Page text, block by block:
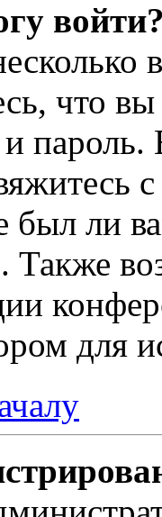
что
и
был ли
Также
для